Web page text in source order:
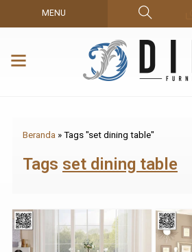
MENU
Beranda »Tags "set dining table"
Tags set dining table